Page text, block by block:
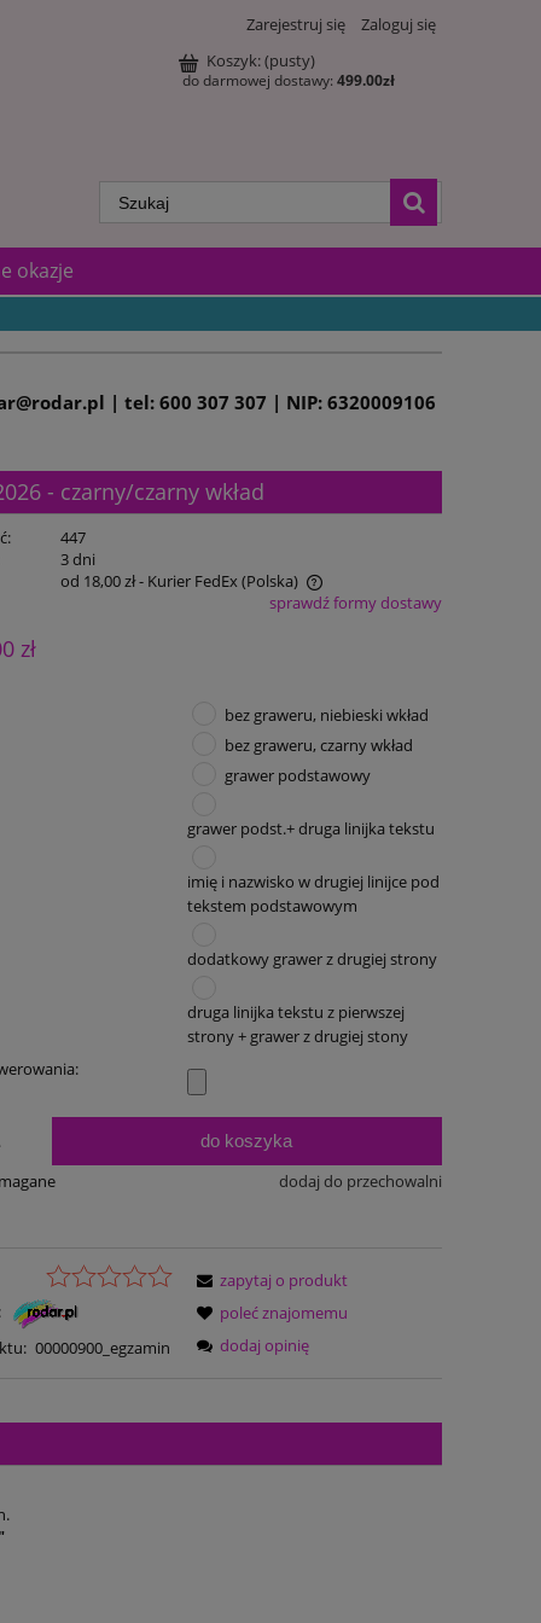
Zarejestruj się
Zaloguj się
Koszyk:(pusty)
do darmowej dostawy: 499.00zł
okazje
| tel: 600 307 307 | NIP: 6320009106
- czarny/czarny wkład
447
3 dni
od 18,00 zł- Kurier FedEx (Polska)
sprawdź formy dostawy
zł
bez graweru, niebieski wkład
bez graweru, czarny wkład
grawer podstawowy
grawer podst.+ druga linijka tekstu
imię i nazwisko w drugiej linijce pod
tekstem podstawowym
dodatkowy grawer z drugiej strony
druga linijka tekstu z pierwszej
strony + grawer z drugiej stony
do koszyka
dodaj do przechowalni
00000900_egzamin
zapytaj o produkt
poleć znajomemu
dodaj opinię